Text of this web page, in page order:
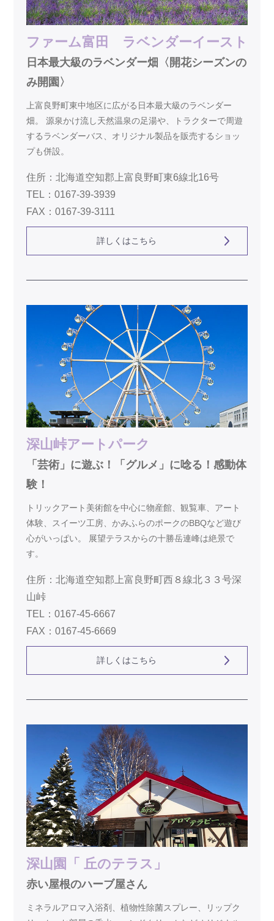
ファーム富田 ラベンダーイースト
日本最大級のラベンダー畑〈開花シーズンの
み開園〉
上富良野町東中地区に広がる日本最大級のラベンダー
畑。 源泉かけ流し天然温泉の足湯や、トラクターで周遊
するラベンダーバス、オリジナル製品を販売するショッ
プも併設。
住所：北海道空知郡上富良野町東6線北16号
TEL：0167-39-3939
FAX：0167-39-3111
詳しくはこちら
深山峠アートパーク
「芸術」に遊ぶ！「グルメ」に唸る！感動体
験！
トリックアート美術館を中心に物産館、観覧車、アート
体験、スイーツ工房、かみふらのポークのBBQなど遊び
心がいっぱい。 展望テラスからの十勝岳連峰は絶景で
す。
住所：北海道空知郡上富良野町西８線北３３号深
山峠
TEL：0167-45-6667
FAX：0167-45-6669
詳しくはこちら
深山園「 丘のテラス」
赤い屋根のハーブ屋さん
ミネラルアロマ入浴剤、植物性除菌スプレー、リップク